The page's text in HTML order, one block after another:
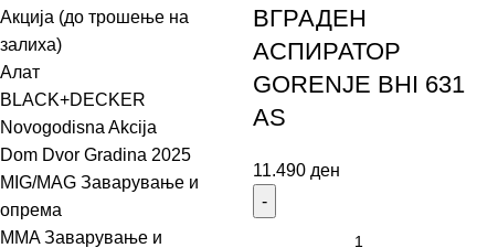
Акција (до трошење на
залиха)
Алат
BLACK+DECKER
Novogodisna Akcija
Dom Dvor Gradina 2025
MIG/MAG Заварување и
опрема
MMA Заварување и
ВГРАДЕН
АСПИРАТОР
GORENJE BHI 631
AS
11.490 ден